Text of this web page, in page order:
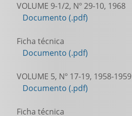
VOLUME 9-1/2, Nº 29-10, 1968
Documento (.pdf)
Ficha técnica
Documento (.pdf)
VOLUME 5, Nº 17-19, 1958-1959
Documento (.pdf)
Ficha técnica